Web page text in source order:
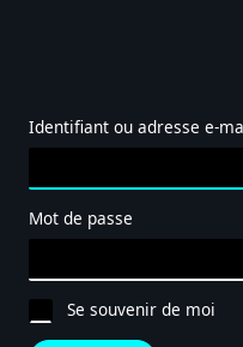
Identifiant ou adresse e-
Mot de passe
Se souvenir de moi